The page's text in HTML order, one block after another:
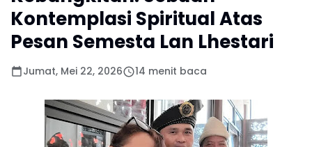
Kontemplasi Spiritual Atas
Pesan Semesta Lan Lhestari
Jumat, Mei 22, 2026 14 menit baca